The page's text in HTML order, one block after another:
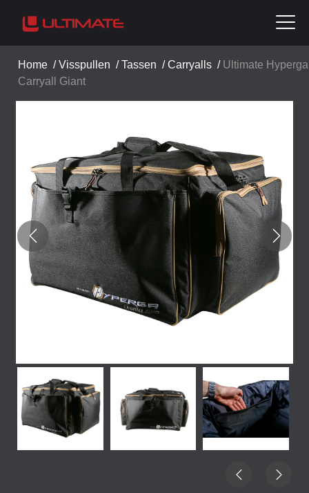
Home /Visspullen /Tassen /Carryalls / Ultimate Hyperga
Carryall Giant